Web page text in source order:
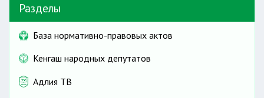
Разделы
База нормативно-правовых актов
Кенгаш народных депутатов
Адлия ТВ